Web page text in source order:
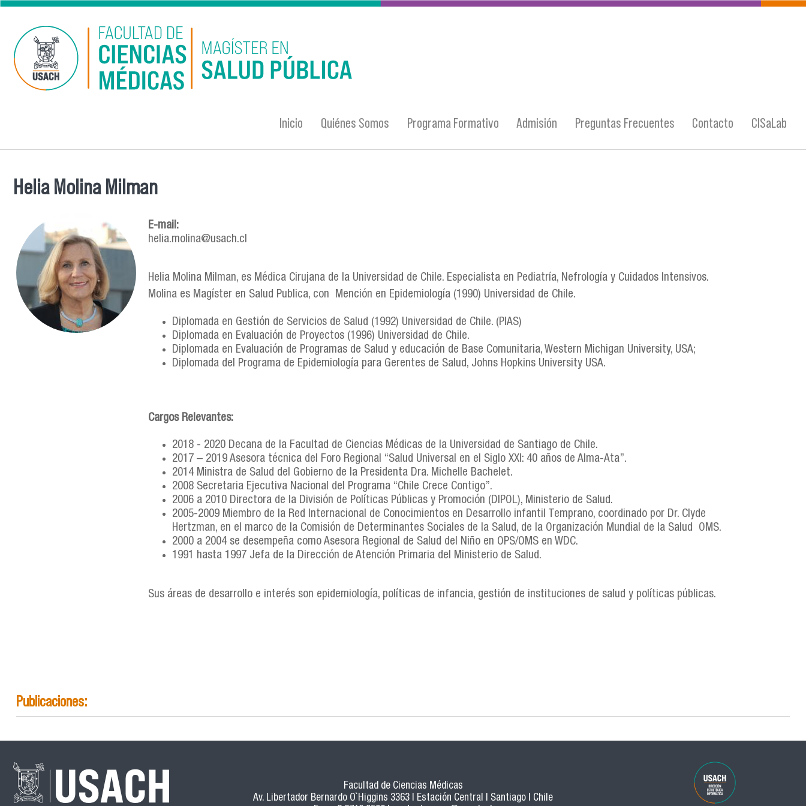
Pasar al contenido principal
Inicio Quiénes Somos Programa Formativo Admisión Preguntas Frecuentes Contacto CISaLab
Se encuentra usted aquí
Helia Molina Milman
E-mail:
helia.molina@usach.cl
Helia Molina Milman, es Médica Cirujana de la Universidad de Chile. Especialista en Pediatría, Nefrología y Cuidados Intensivos.
Molina es Magíster en Salud Publica, con Mención en Epidemiología (1990) Universidad de Chile.
Diplomada en Gestión de Servicios de Salud (1992) Universidad de Chile. (PIAS)
Diplomada en Evaluación de Proyectos (1996) Universidad de Chile.
Diplomada en Evaluación de Programas de Salud y educación de Base Comunitaria, Western Michigan University, USA;
Diplomada del Programa de Epidemiología para Gerentes de Salud, Johns Hopkins University USA.
Cargos Relevantes:
2018 - 2020 Decana de la Facultad de Ciencias Médicas de la Universidad de Santiago de Chile.
2017 – 2019 Asesora técnica del Foro Regional “Salud Universal en el Siglo XXI: 40 años de Alma-Ata”.
2014 Ministra de Salud del Gobierno de la Presidenta Dra. Michelle Bachelet.
2008 Secretaria Ejecutiva Nacional del Programa “Chile Crece Contigo”.
2006 a 2010 Directora de la División de Políticas Públicas y Promoción (DIPOL), Ministerio de Salud.
2005-2009 Miembro de la Red Internacional de Conocimientos en Desarrollo infantil Temprano, coordinado por Dr. Clyde
Hertzman, en el marco de la Comisión de Determinantes Sociales de la Salud, de la Organización Mundial de la Salud OMS.
2000 a 2004 se desempeña como Asesora Regional de Salud del Niño en OPS/OMS en WDC.
1991 hasta 1997 Jefa de la Dirección de Atención Primaria del Ministerio de Salud.
Sus áreas de desarrollo e interés son epidemiología, políticas de infancia, gestión de instituciones de salud y políticas públicas.
Publicaciones:
Facultad de Ciencias Médicas
Av. Libertador Bernardo O`Higgins 3363 | Estación Central | Santiago | Chile